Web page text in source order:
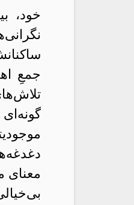
خود،
جمعِ
گونه‌ای
معنای